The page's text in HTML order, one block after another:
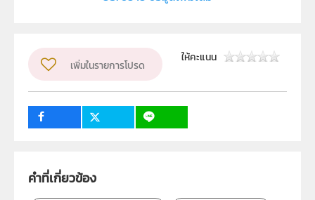
นายวิจิตร ทั่งทอง
วิชา
ป.1, ป.2, ป.3, ป.4, ป.5, ป.6, ม.1, ม.2, ม.3, ม.4, ม.5, ม.6
เพิ่มในรายการโปรด
ให้คะแนน
คำที่เกี่ยวข้อง